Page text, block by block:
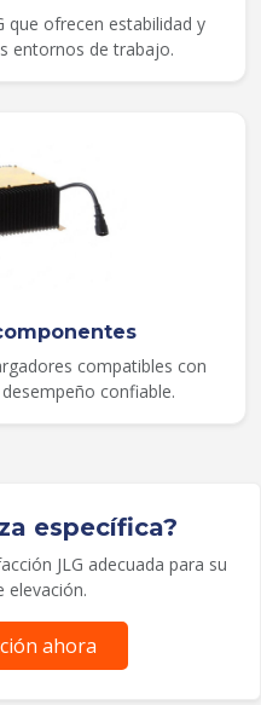
que ofrecen estabilidad y
entornos de trabajo.
compatibles con
confiable.
específica?
JLG adecuada para su
elevación.
ahora